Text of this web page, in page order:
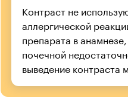
Контраст не
аллергической
препарата в
почечной
выведение контраста